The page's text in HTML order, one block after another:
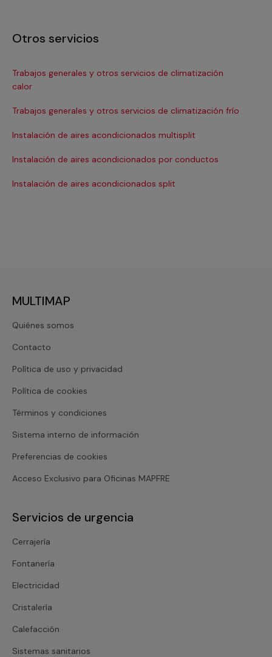
Otros servicios
Trabajos generales y otros servicios de climatización
calor
Trabajos generales y otros servicios de climatización frío
Instalación de aires acondicionados multisplit
Instalación de aires acondicionados por conductos
Instalación de aires acondicionados split
MULTIMAP
Quiénes somos
Contacto
Política de uso y privacidad
Política de cookies
Términos y condiciones
Sistema interno de información
Preferencias de cookies
Acceso Exclusivo para Oficinas MAPFRE
Servicios de urgencia
Cerrajería
Fontanería
Electricidad
Cristalería
Calefacción
Sistemas sanitarios